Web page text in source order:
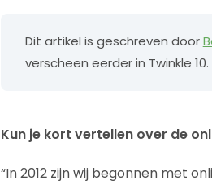
Dit artikel is geschreven door
verscheen eerder in Twinkle 10.
Kun je kort vertellen over de
“In 2012 zijn wij begonnen met